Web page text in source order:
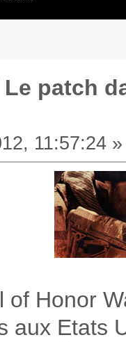
Le patch
11:57:24 »
of Honor
aux Etats